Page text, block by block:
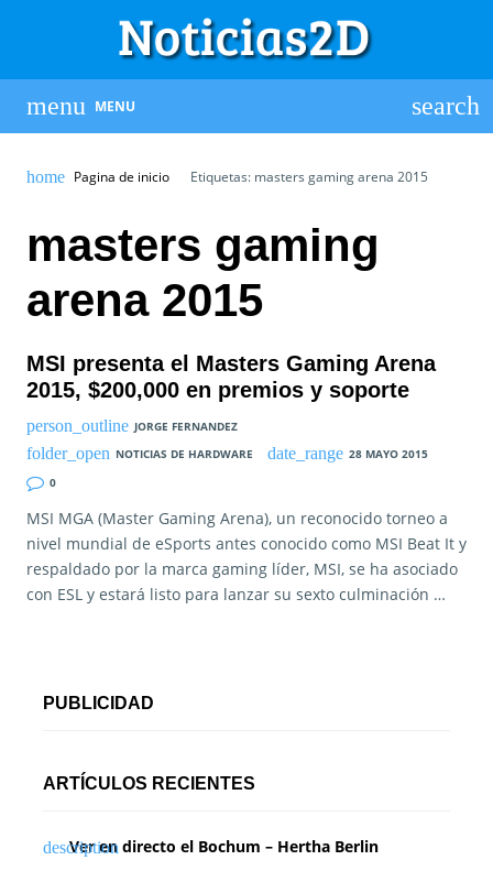
MENU
Pagina de inicio Etiquetas: masters gaming arena 2015
masters gaming
arena 2015
MSI presenta el Masters Gaming Arena
2015, $200,000 en premios y soporte
JORGE FERNANDEZ
NOTICIAS DE HARDWARE
28 MAYO 2015
0
MSI MGA (Master Gaming Arena), un reconocido torneo a
nivel mundial de eSports antes conocido como MSI Beat It y
respaldado por la marca gaming líder, MSI, se ha asociado
con ESL y estará listo para lanzar su sexto culminación …
PUBLICIDAD
ARTÍCULOS RECIENTES
Ver en directo el Bochum – Hertha Berlin